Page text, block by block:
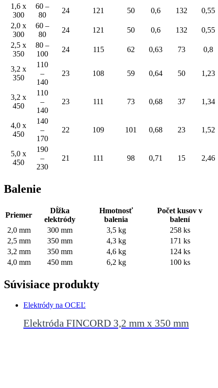
1,6 x
300
60 –
80
24 121 50 0,6 132
0,55
2,0 x
300
60 –
80
24 121 50 0,6 132
0,55
2,5 x
350
80 –
100
24 115 62 0,63 73 0,8
3,2 x
350
110
–
140
23 108 59 0,64 50 1,23
3,2 x
450
110
–
140
23 111 73 0,68 37 1,34
4,0 x
450
140
–
170
22 109 101 0,68 23 1,52
5,0 x
450
190
–
230
21 111 98 0,71 15 2,46
Balenie
Priemer
Dĺžka
elektródy
Hmotnosť
balenia
Počet kusov v
balení
2,0 mm
300 mm 3,5 kg
258 ks
2,5 mm
350 mm 4,3 kg
171 ks
3,2 mm
350 mm 4,6 kg
124 ks
4,0 mm
450 mm 6,2 kg 100 ks
Súvisiace produkty
Elektródy na OCEĽ
Elektróda FINCORD 3,2 mm x 350 mm